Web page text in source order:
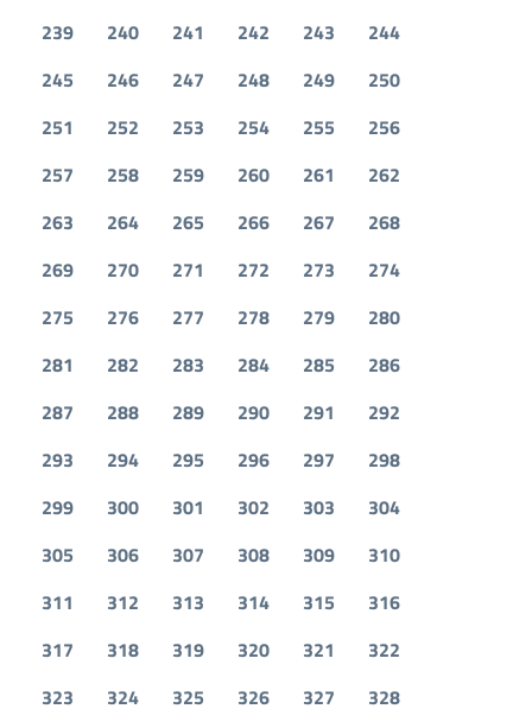
239 240 241 242 243
244
245
246 247 248 249
250
251
252 253 254 255
256
257
258 259 260 261
262
263
264 265 266 267
268
269
270 271 272 273
274
275
276 277 278 279
280
281
282 283 284 285
286
287
288 289 290 291
292
293
294 295 296 297
298
299
300 301 302 303
304
305
306 307 308 309
310
311
312 313 314 315
316
317
318 319 320 321
322
323
324 325 326 327
328